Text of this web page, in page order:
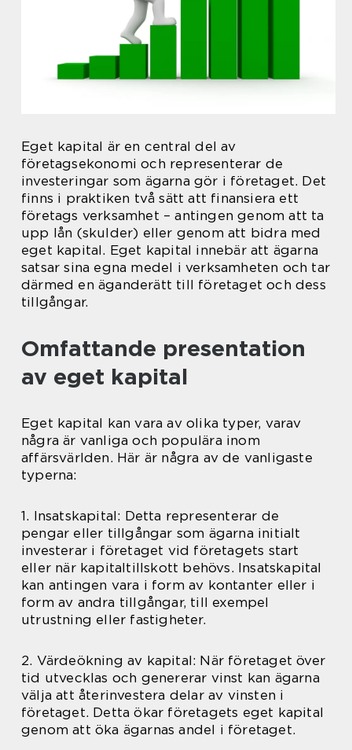
Eget kapital är en central del av
företagsekonomi och representerar de
investeringar som ägarna gör i företaget. Det
finns i praktiken två sätt att finansiera ett
företags verksamhet – antingen genom att ta
upp lån (skulder) eller genom att bidra med
eget kapital. Eget kapital innebär att ägarna
satsar sina egna medel i verksamheten och tar
därmed en äganderätt till företaget och dess
tillgångar.
Omfattande presentation
av eget kapital
Eget kapital kan vara av olika typer, varav
några är vanliga och populära inom
affärsvärlden. Här är några av de vanligaste
typerna:
1. Insatskapital: Detta representerar de
pengar eller tillgångar som ägarna initialt
investerar i företaget vid företagets start
eller när kapitaltillskott behövs. Insatskapital
kan antingen vara i form av kontanter eller i
form av andra tillgångar, till exempel
utrustning eller fastigheter.
2. Värdeökning av kapital: När företaget över
tid utvecklas och genererar vinst kan ägarna
välja att återinvestera delar av vinsten i
företaget. Detta ökar företagets eget kapital
genom att öka ägarnas andel i företaget.